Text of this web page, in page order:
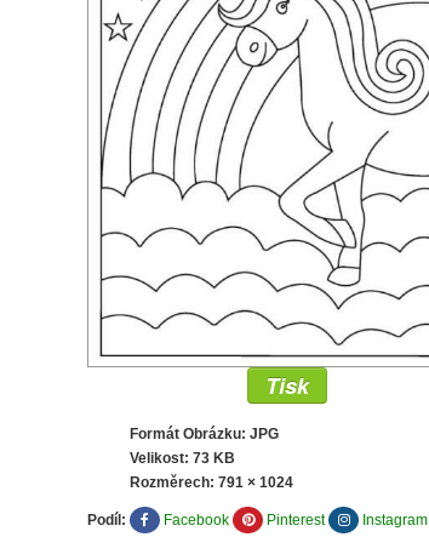
Tisk
Formát Obrázku: JPG
Velikost: 73 KB
Rozměrech: 791 × 1024
Podíl: Facebook Pinterest Instagram